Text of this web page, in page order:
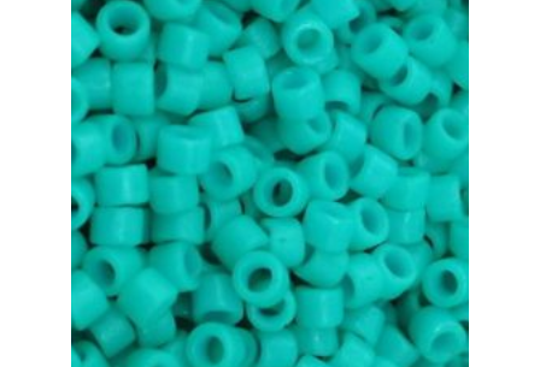
producto